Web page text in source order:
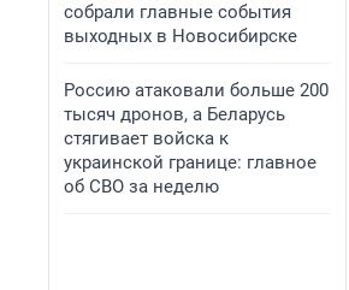
собрали главные события
выходных в Новосибирске
Россию атаковали больше 200
тысяч дронов, а Беларусь
стягивает войска к
украинской границе: главное
об СВО за неделю